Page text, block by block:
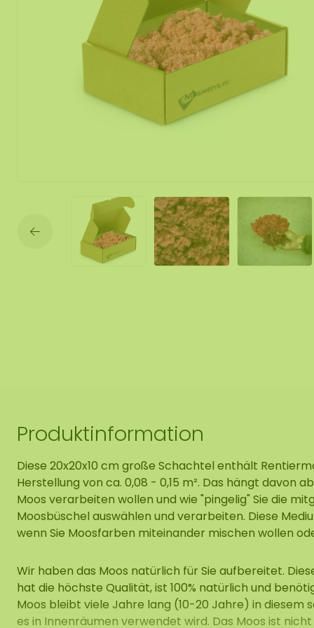
Mobile und
Moos Spiegel
Produktinformation
Diese 20x20x10 cm große Schachtel enthält
Herstellung von ca. 0,08 - 0,15 m². Das hängt davon
Moos verarbeiten wollen und wie "pingelig" Sie die
Moosbüschel auswählen und verarbeiten. Diese
wenn Sie Moosfarben miteinander mischen wollen
Wir haben das Moos natürlich für Sie aufbereitet.
hat die höchste Qualität, ist 100% natürlich und
Moos bleibt viele Jahre lang (10-20 Jahre) in diesem
es in Innenräumen verwendet wird. Das Moos ist